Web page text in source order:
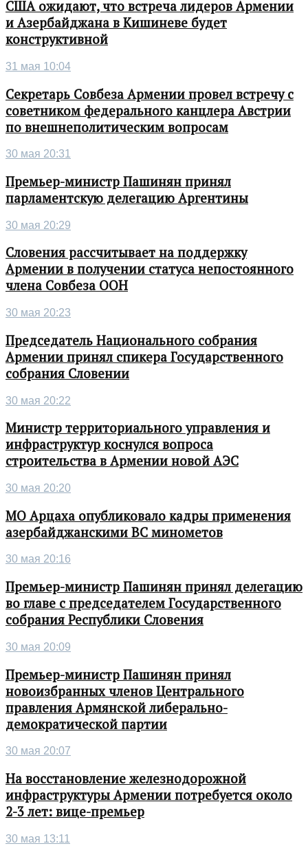
США ожидают, что встреча лидеров Армении
и Азербайджана в Кишиневе будет
конструктивной
31 мая 10:04
Секретарь Совбеза Армении провел встречу с
советником федерального канцлера Австрии
по внешнеполитическим вопросам
30 мая 20:31
Премьер-министр Пашинян принял
парламентскую делегацию Аргентины
30 мая 20:29
Словения рассчитывает на поддержку
Армении в получении статуса непостоянного
члена Совбеза ООН
30 мая 20:23
Председатель Национального собрания
Армении принял спикера Государственного
собрания Словении
30 мая 20:22
Министр территориального управления и
инфраструктур коснулся вопроса
строительства в Армении новой АЭС
30 мая 20:20
МО Арцаха опубликовало кадры применения
азербайджанскими ВС минометов
30 мая 20:16
Премьер-министр Пашинян принял делегацию
во главе с председателем Государственного
собрания Республики Словения
30 мая 20:09
Премьер-министр Пашинян принял
новоизбранных членов Центрального
правления Армянской либерально-
демократической партии
30 мая 20:07
На восстановление железнодорожной
инфраструктуры Армении потребуется около
2-3 лет: вице-премьер
30 мая 13:11